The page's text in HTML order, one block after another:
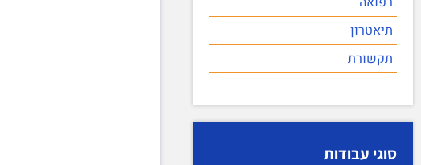
תיאטרון
תקשורת
סוגי עבודות